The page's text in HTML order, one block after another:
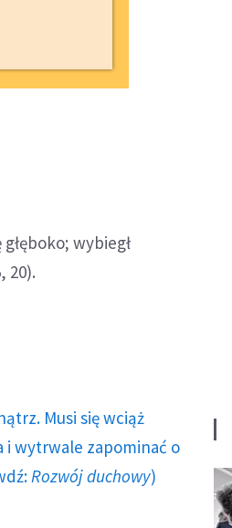
wybiegł
20).
Musi się wciąż
i wytrwale zapominać o
Rozwój duchowy)